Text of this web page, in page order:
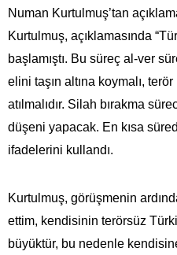
Numan Kurtulmuş’tan
Kurtulmuş, açıklamasında
başlamıştı. Bu süreç al-ver
elini taşın altına koymalı,
atılmalıdır. Silah bırakma
düşeni yapacak. En kısa
ifadelerini kullandı.
Kurtulmuş, görüşmenin
ettim, kendisinin terörsüz
büyüktür, bu nedenle